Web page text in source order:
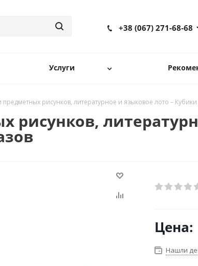
+38 (067) 271-68-68
Услуги
рисунков, литературное и языковое лото – Кубики
Цена:
Нашли